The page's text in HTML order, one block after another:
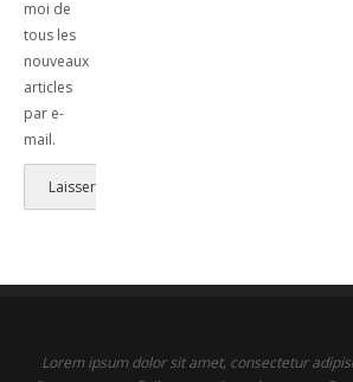
moi de
tous les
nouveaux
articles
par e-
mail.
Lorem ipsum dolor sit amet, consectetur